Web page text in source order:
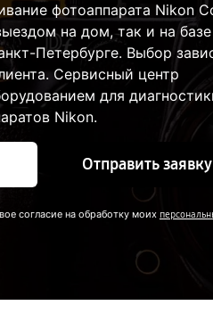
фотоаппарата Nikon
на дом, так и на базе
Петербурге. Выбор
Сервисный центр
для
Nikon.
Отправить заявку
согласие на обработку моих